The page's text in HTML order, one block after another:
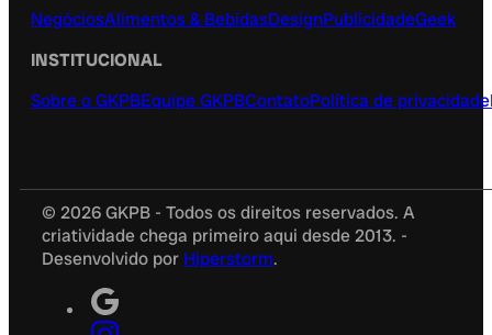
NegóciosAlimentos & BebidasDesignPublicidadeGeek
INSTITUCIONAL
Sobre o GKPBEquipe GKPBContatoPolítica de privacidade
© 2026 GKPB - Todos os direitos reservados. A
criatividade chega primeiro aqui desde 2013. -
Desenvolvido por Hiperstorm.